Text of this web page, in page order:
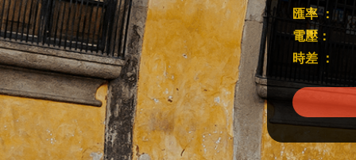
匯率 ：
電壓：
時差 ：